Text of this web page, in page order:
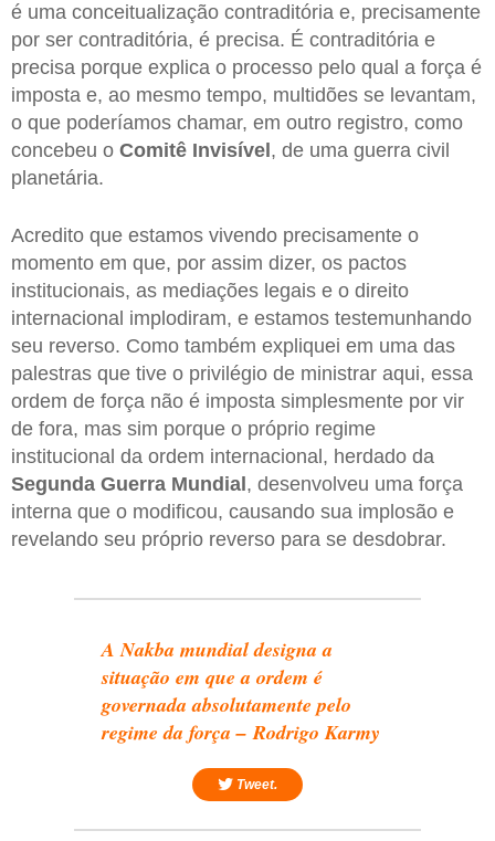
é uma conceitualização contraditória e, precisamente
por ser contraditória, é precisa. É contraditória e
precisa porque explica o processo pelo qual a força é
imposta e, ao mesmo tempo, multidões se levantam,
o que poderíamos chamar, em outro registro, como
concebeu o Comitê Invisível , de uma guerra civil
planetária.
Acredito que estamos vivendo precisamente o
momento em que, por assim dizer, os pactos
institucionais, as mediações legais e o direito
internacional implodiram, e estamos testemunhando
seu reverso. Como também expliquei em uma das
palestras que tive o privilégio de ministrar aqui, essa
ordem de força não é imposta simplesmente por vir
de fora, mas sim porque o próprio regime
institucional da ordem internacional, herdado da
Segunda Guerra Mundial, desenvolveu uma força
interna que o modificou, causando sua implosão e
revelando seu próprio reverso para se desdobrar.
A Nakba mundial designa a
situação em que a ordem é
governada absolutamente pelo
regime da força – Rodrigo Karmy
Tweet.